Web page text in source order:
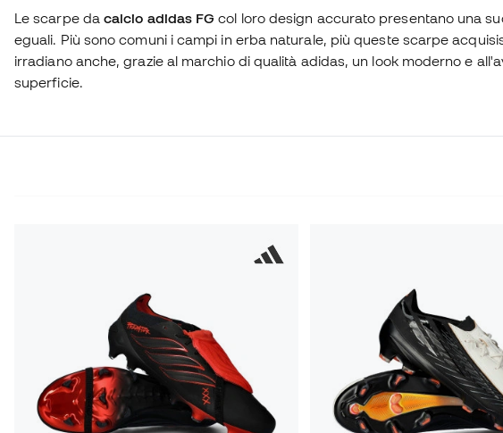
Le scarpe da calcio adidas FG col loro design accurato presentano una
eguali. Più sono comuni i campi in erba naturale, più queste scarpe
irradiano anche, grazie al marchio di qualità adidas, un look moderno e
superficie.